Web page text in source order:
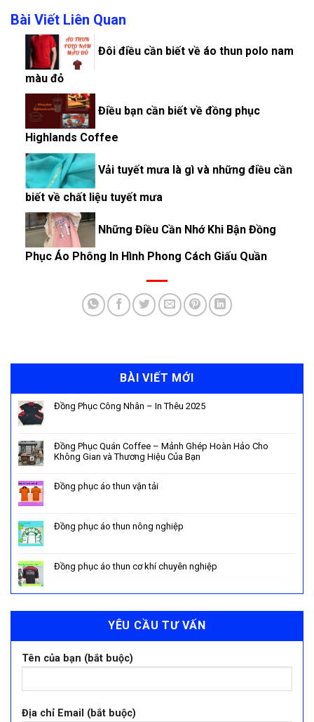
Bài Viết Liên Quan
Đôi điều cần biết về áo thun polo nam
màu đỏ
Điều bạn cần biết về đồng phục
Highlands Coffee
Vải tuyết mưa là gì và những điều cần
biết về chất liệu tuyết mưa
Những Điều Cần Nhớ Khi Bận Đồng
Phục Áo Phông In Hình Phong Cách Giấu Quần
BÀI VIẾT MỚI
Đồng Phục Công Nhân – In Thêu 2025
Đồng Phục Quán Coffee – Mảnh Ghép Hoàn Hảo Cho
Không Gian và Thương Hiệu Của Bạn
Đồng phục áo thun vận tải
Đồng phục áo thun nông nghiệp
Đồng phục áo thun cơ khí chuyên nghiệp
YÊU CẦU TƯ VẤN
Tên của bạn (bắt buộc)
Địa chỉ Email (bắt buộc)